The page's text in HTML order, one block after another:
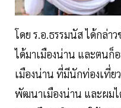
โดย ร.อ.ธรรมนัส ได้กล่า
ได้มาเมืองน่าน และตนก็
เมืองน่าน ที่มีนักท่องเที่
พัฒนาเมืองน่าน และผมไ